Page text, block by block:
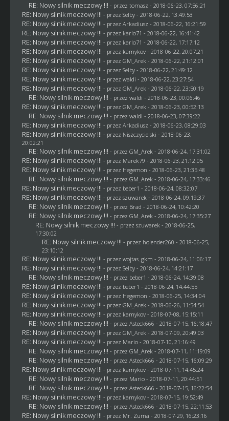
RE: Nowy silnik meczowy !!! - przez tomasz - 2018-06-23, 07:56:21
RE: Nowy silnik meczowy !!! - przez Selby- 2018-06-22, 13:49:53
RE: Nowy silnik meczowy !!! - przez Arkadiusz - 2018-06-22, 16:21:59
RE: Nowy silnik meczowy !!! - przez karlo71 - 2018-06-22, 16:41:42
RE: Nowy silnik meczowy !!! - przez karlo71 - 2018-06-22, 17:17:12
RE: Nowy silnik meczowy !!! - przez kamykov- 2018-06-22, 20:07:21
RE: Nowy silnik meczowy !!! - przez GM_Arek- 2018-06-22, 21:12:01
RE: Nowy silnik meczowy !!! - przez Selby- 2018-06-22, 21:49:12
RE: Nowy silnik meczowy !!! - przez waldi - 2018-06-22, 23:27:54
RE: Nowy silnik meczowy !!! - przez GM_Arek- 2018-06-22, 23:50:19
RE: Nowy silnik meczowy !!! - przez waldi - 2018-06-23, 00:06:46
RE: Nowy silnik meczowy !!! - przez GM_Arek- 2018-06-23, 00:52:13
RE: Nowy silnik meczowy !!! - przez waldi - 2018-06-23, 07:39:22
RE: Nowy silnik meczowy !!! - przez Arkadiusz - 2018-06-23, 08:29:03
RE: Nowy silnik meczowy !!! - przez Niszczycielski - 2018-06-23,
20:02:21
RE: Nowy silnik meczowy !!! - przez GM_Arek- 2018-06-24, 17:31:02
RE: Nowy silnik meczowy !!! - przez Marek79 - 2018-06-23, 21:12:05
RE: Nowy silnik meczowy !!! - przez Hegemon - 2018-06-23, 21:35:48
RE: Nowy silnik meczowy !!! - przez GM_Arek- 2018-06-24, 17:33:46
RE: Nowy silnik meczowy !!! - przez beber1 - 2018-06-24, 08:32:07
RE: Nowy silnik meczowy !!! - przez szuwarek- 2018-06-24, 09:19:37
RE: Nowy silnik meczowy !!! - przez Brad - 2018-06-24, 10:42:20
RE: Nowy silnik meczowy !!! - przez GM_Arek- 2018-06-24, 17:35:27
RE: Nowy silnik meczowy !!! - przez szuwarek- 2018-06-25,
17:30:02
RE: Nowy silnik meczowy !!! - przez holender260 - 2018-06-25,
23:10:12
RE: Nowy silnik meczowy !!! - przez wojtas_gkm - 2018-06-24, 11:06:17
RE: Nowy silnik meczowy !!! - przez Selby- 2018-06-24, 14:21:17
RE: Nowy silnik meczowy !!! - przez beber1 - 2018-06-24, 14:39:08
RE: Nowy silnik meczowy !!! - przez beber1 - 2018-06-24, 14:44:55
RE: Nowy silnik meczowy !!! - przez Hegemon - 2018-06-25, 14:34:04
RE: Nowy silnik meczowy !!! - przez GM_Arek- 2018-06-26, 11:54:54
RE: Nowy silnik meczowy !!! - przez kamykov- 2018-07-08, 15:15:11
RE: Nowy silnik meczowy !!! - przez Asteck666 - 2018-07-15, 16:18:47
RE: Nowy silnik meczowy !!! - przez GM_Arek- 2018-07-09, 20:49:03
RE: Nowy silnik meczowy !!! - przez Mario- 2018-07-10, 21:16:49
RE: Nowy silnik meczowy !!! - przez GM_Arek- 2018-07-11, 11:19:09
RE: Nowy silnik meczowy !!! - przez Asteck666 - 2018-07-15, 16:09:29
RE: Nowy silnik meczowy !!! - przez kamykov- 2018-07-11, 14:45:24
RE: Nowy silnik meczowy !!! - przez Mario- 2018-07-11, 20:44:51
RE: Nowy silnik meczowy !!! - przez Asteck666 - 2018-07-15, 16:22:54
RE: Nowy silnik meczowy !!! - przez kamykov- 2018-07-15, 19:52:49
RE: Nowy silnik meczowy !!! - przez Asteck666 - 2018-07-15, 22:11:53
RE: Nowy silnik meczowy !!! - przez Mr. Zuma - 2018-07-29, 16:23:16